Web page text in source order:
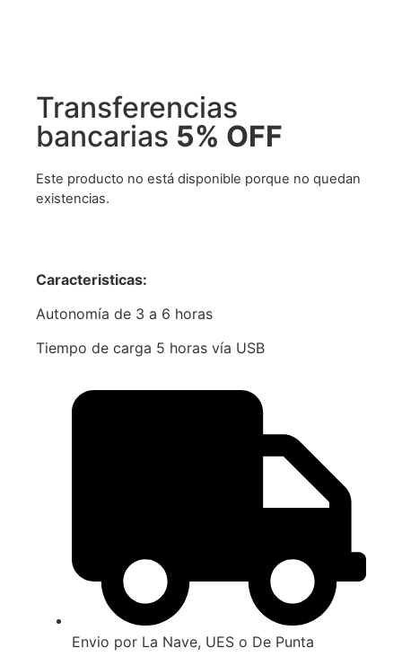
Transferencias
bancarias 5% OFF
Este producto no está disponible porque no quedan
existencias.
Caracteristicas:
Autonomía de 3 a 6 horas
Tiempo de carga 5 horas vía USB
Envio por La Nave, UES o De Punta